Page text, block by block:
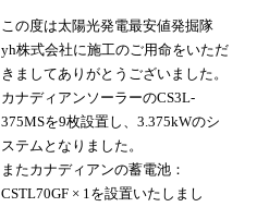
この度は太陽光発電最安値発掘隊
yh株式会社に施工のご用命をいただ
きましてありがとうございました。
カナディアンソーラーのCS3L-
375MSを9枚設置し、3.375kWのシ
ステムとなりました。
またカナディアンの蓄電池：
CSTL70GF × 1を設置いたしまし